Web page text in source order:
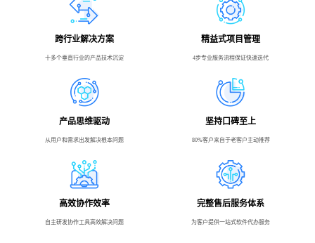
跨行业解决方案
十多个垂直行业的产品技术沉淀
精益式项目管理
4步专业服务流程保证快速迭代
产品思维驱动
从用户和需求出发解决根本问题
坚持口碑至上
80%客户来自于老客户主动推荐
高效协作效率
自主研发协作工具高效解决问题
完整售后服务体系
为客户提供一站式软件代办服务